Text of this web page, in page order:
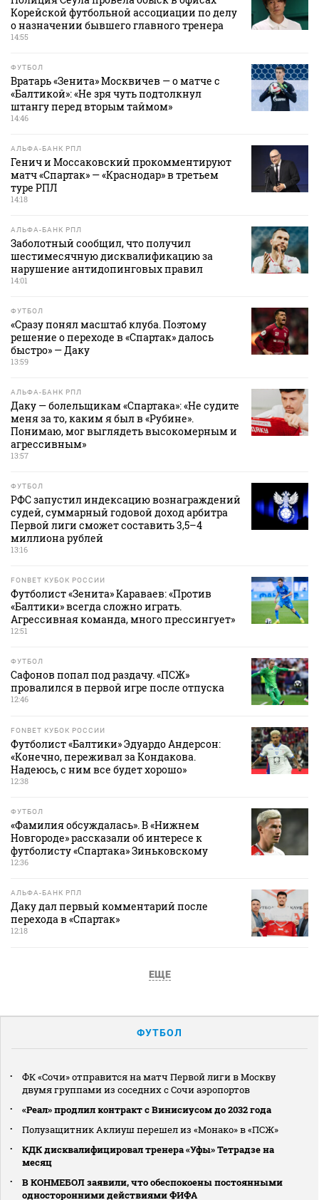
Корейской футбольной ассоциации по делу
о назначении бывшего главного тренера
14:55
ФУТБОЛ
Вратарь «Зенита» Москвичев — о матче с
«Балтикой»: «Не зря чуть подтолкнул
штангу перед вторым таймом»
14:46
АЛЬФА-БАНК РПЛ
Генич и Моссаковский прокомментируют
матч «Спартак» — «Краснодар» в третьем
туре РПЛ
14:18
АЛЬФА-БАНК РПЛ
Заболотный сообщил, что получил
шестимесячную дисквалификацию за
нарушение антидопинговых правил
14:01
ФУТБОЛ
«Сразу понял масштаб клуба. Поэтому
решение о переходе в «Спартак» далось
быстро» — Даку
13:59
АЛЬФА-БАНК РПЛ
Даку — болельщикам «Спартака»: «Не судите
меня за то, каким я был в «Рубине».
Понимаю, мог выглядеть высокомерным и
агрессивным»
13:57
ФУТБОЛ
РФС запустил индексацию вознаграждений
судей, суммарный годовой доход арбитра
Первой лиги сможет составить 3,5–4
миллиона рублей
13:16
FONBET КУБОК РОССИИ
Футболист «Зенита» Караваев: «Против
«Балтики» всегда сложно играть.
Агрессивная команда, много прессингует»
12:51
ФУТБОЛ
Сафонов попал под раздачу. «ПСЖ»
провалился в первой игре после отпуска
12:46
FONBET КУБОК РОССИИ
Футболист «Балтики» Эдуардо Андерсон:
«Конечно, переживал за Кондакова.
Надеюсь, с ним все будет хорошо»
12:38
ФУТБОЛ
«Фамилия обсуждалась». В «Нижнем
Новгороде» рассказали об интересе к
футболисту «Спартака» Зиньковскому
12:36
АЛЬФА-БАНК РПЛ
Даку дал первый комментарий после
перехода в «Спартак»
12:18
ЕЩЕ
ФУТБОЛ
ФК «Сочи» отправится на матч Первой лиги в Москву
двумя группами из соседних с Сочи аэропортов
«Реал» продлил контракт с Винисиусом до 2032 года
Полузащитник Аклиуш перешел из «Монако» в «ПСЖ»
КДК дисквалифицировал тренера «Уфы» Тетрадзе на
месяц
В КОНМЕБОЛ заявили, что обеспокоены постоянными
односторонними действиями ФИФА